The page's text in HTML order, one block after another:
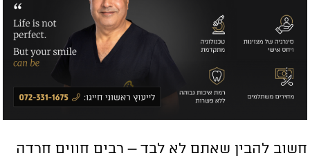
להבין שאתם לא לבד – רבים חווים חרדה